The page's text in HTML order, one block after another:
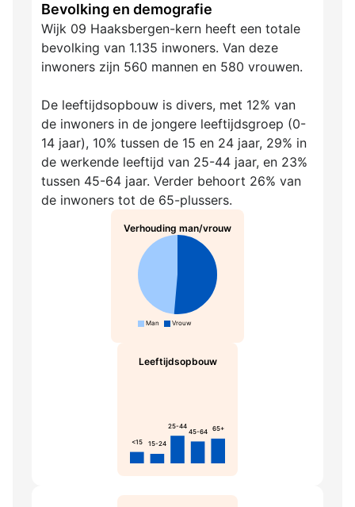
Bevolking en demografie
Wijk 09 Haaksbergen-kern heeft een totale
bevolking van 1.135 inwoners. Van deze
inwoners zijn 560 mannen en 580 vrouwen.
De leeftijdsopbouw is divers, met 12% van
de inwoners in de jongere leeftijdsgroep (0-
14 jaar), 10% tussen de 15 en 24 jaar, 29% in
de werkende leeftijd van 25-44 jaar, en 23%
tussen 45-64 jaar. Verder behoort 26% van
de inwoners tot de 65-plussers.
Verhouding man/vrouw
Man Vrouw
Leeftijdsopbouw
<15 15-24
25-44
45-64 65+